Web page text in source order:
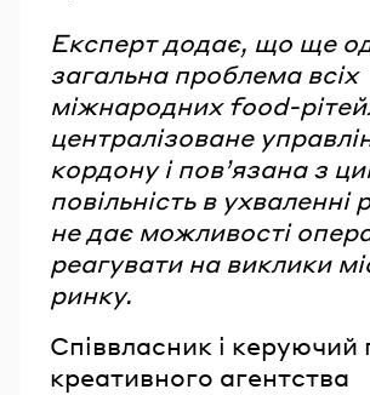
Експерт додає, що ще
загальна проблема всіх
міжнародних food-
централізоване
кордону і пов’язана з
повільність в ухваленні
не дає можливості
реагувати на виклики
ринку.
Співвласник і керуючий
креативного агентства